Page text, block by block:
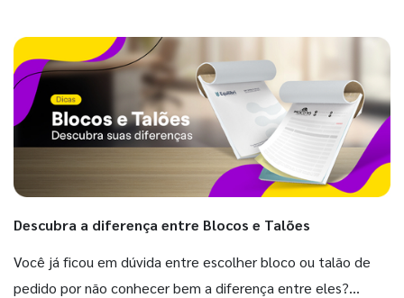
Descubra a diferença entre Blocos e Talões
Você já ficou em dúvida entre escolher bloco ou talão de
pedido por não conhecer bem a diferença entre eles?